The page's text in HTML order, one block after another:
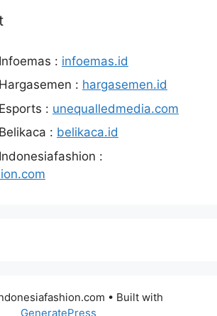
: infoemas.id
: hargasemen.id
: unequalledmedia.com
: belikaca.id
:
• Built with
GeneratePress